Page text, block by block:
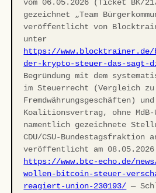
vom 06.05.2026 (Ticket BK/
gezeichnet „Team
veröffentlicht von
unter
https://www.blocktrainer.de/
der-krypto-steuer-das-sagt-
Begründung mit dem
im Steuerrecht (Vergleich zu
Fremdwährungsgeschäften) und
Koalitionsvertrag, ohne
namentlich gezeichnete
CDU/CSU-Bundestagsfraktion an
veröffentlicht am
https://www.btc-echo.de/
wollen-bitcoin-steuer-
reagiert-union-230193/ —